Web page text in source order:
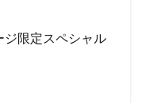
ジ限定スペシャル